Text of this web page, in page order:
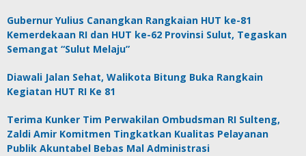
Gubernur Yulius Canangkan Rangkaian HUT ke-81
Kemerdekaan RI dan HUT ke-62 Provinsi Sulut, Tegaskan
Semangat “Sulut Melaju”
Diawali Jalan Sehat, Walikota Bitung Buka Rangkain
Kegiatan HUT RI Ke 81
Terima Kunker Tim Perwakilan Ombudsman RI Sulteng,
Zaldi Amir Komitmen Tingkatkan Kualitas Pelayanan
Publik Akuntabel Bebas Mal Administrasi